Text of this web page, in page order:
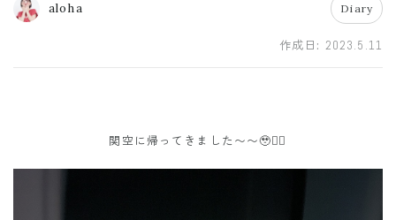
aloha Diary
作成日: 2023.5.11
関空に帰ってきました〜〜🥹❤️‍🔥